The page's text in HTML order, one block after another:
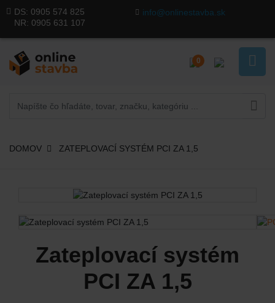
DS: 0905 574 825
NR: 0905 631 107
info@onlinestavba.sk
0
DOMOV ZATEPLOVACÍ SYSTÉM PCI ZA 1,5
Zateplovací systém
PCI ZA 1,5